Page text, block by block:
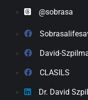
@sobrasa
David-
CLASILS
Dr. David